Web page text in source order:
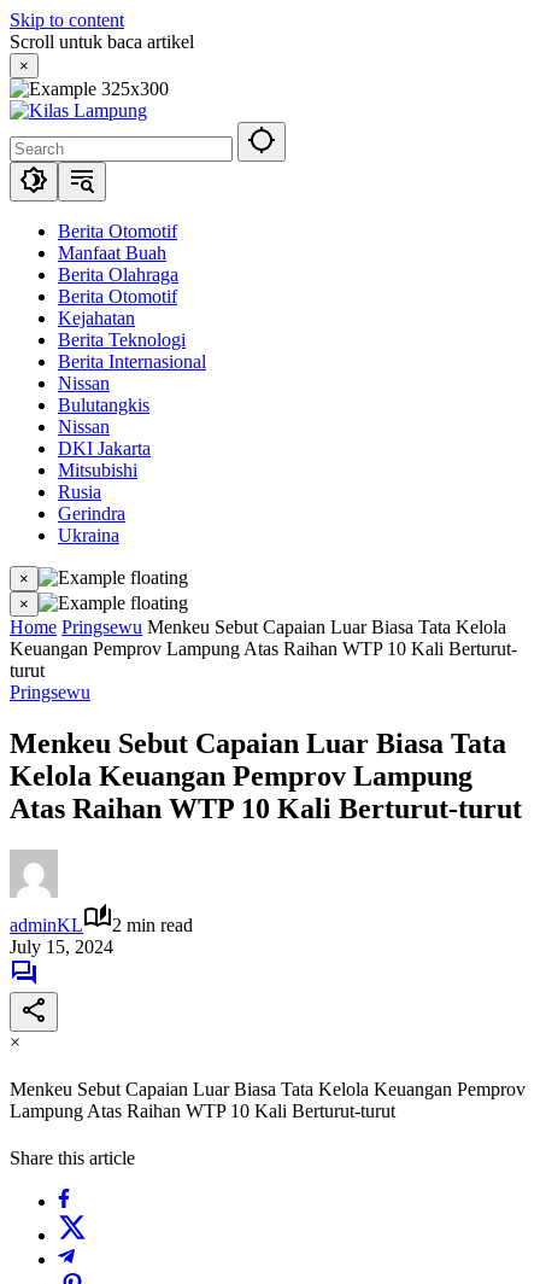
Skip to content
Scroll untuk baca artikel
×
Berita Otomotif
Manfaat Buah
Berita Olahraga
Berita Otomotif
Kejahatan
Berita Teknologi
Berita Internasional
Nissan
Bulutangkis
Nissan
DKI Jakarta
Mitsubishi
Rusia
Gerindra
Ukraina
×
×
Home Pringsewu Menkeu Sebut Capaian Luar Biasa Tata Kelola
Keuangan Pemprov Lampung Atas Raihan WTP 10 Kali Berturut-
turut
Pringsewu
Menkeu Sebut Capaian Luar Biasa Tata
Kelola Keuangan Pemprov Lampung
Atas Raihan WTP 10 Kali Berturut-turut
adminKL
2 min read
July 15, 2024
×
Menkeu Sebut Capaian Luar Biasa Tata Kelola Keuangan Pemprov
Lampung Atas Raihan WTP 10 Kali Berturut-turut
Share this article